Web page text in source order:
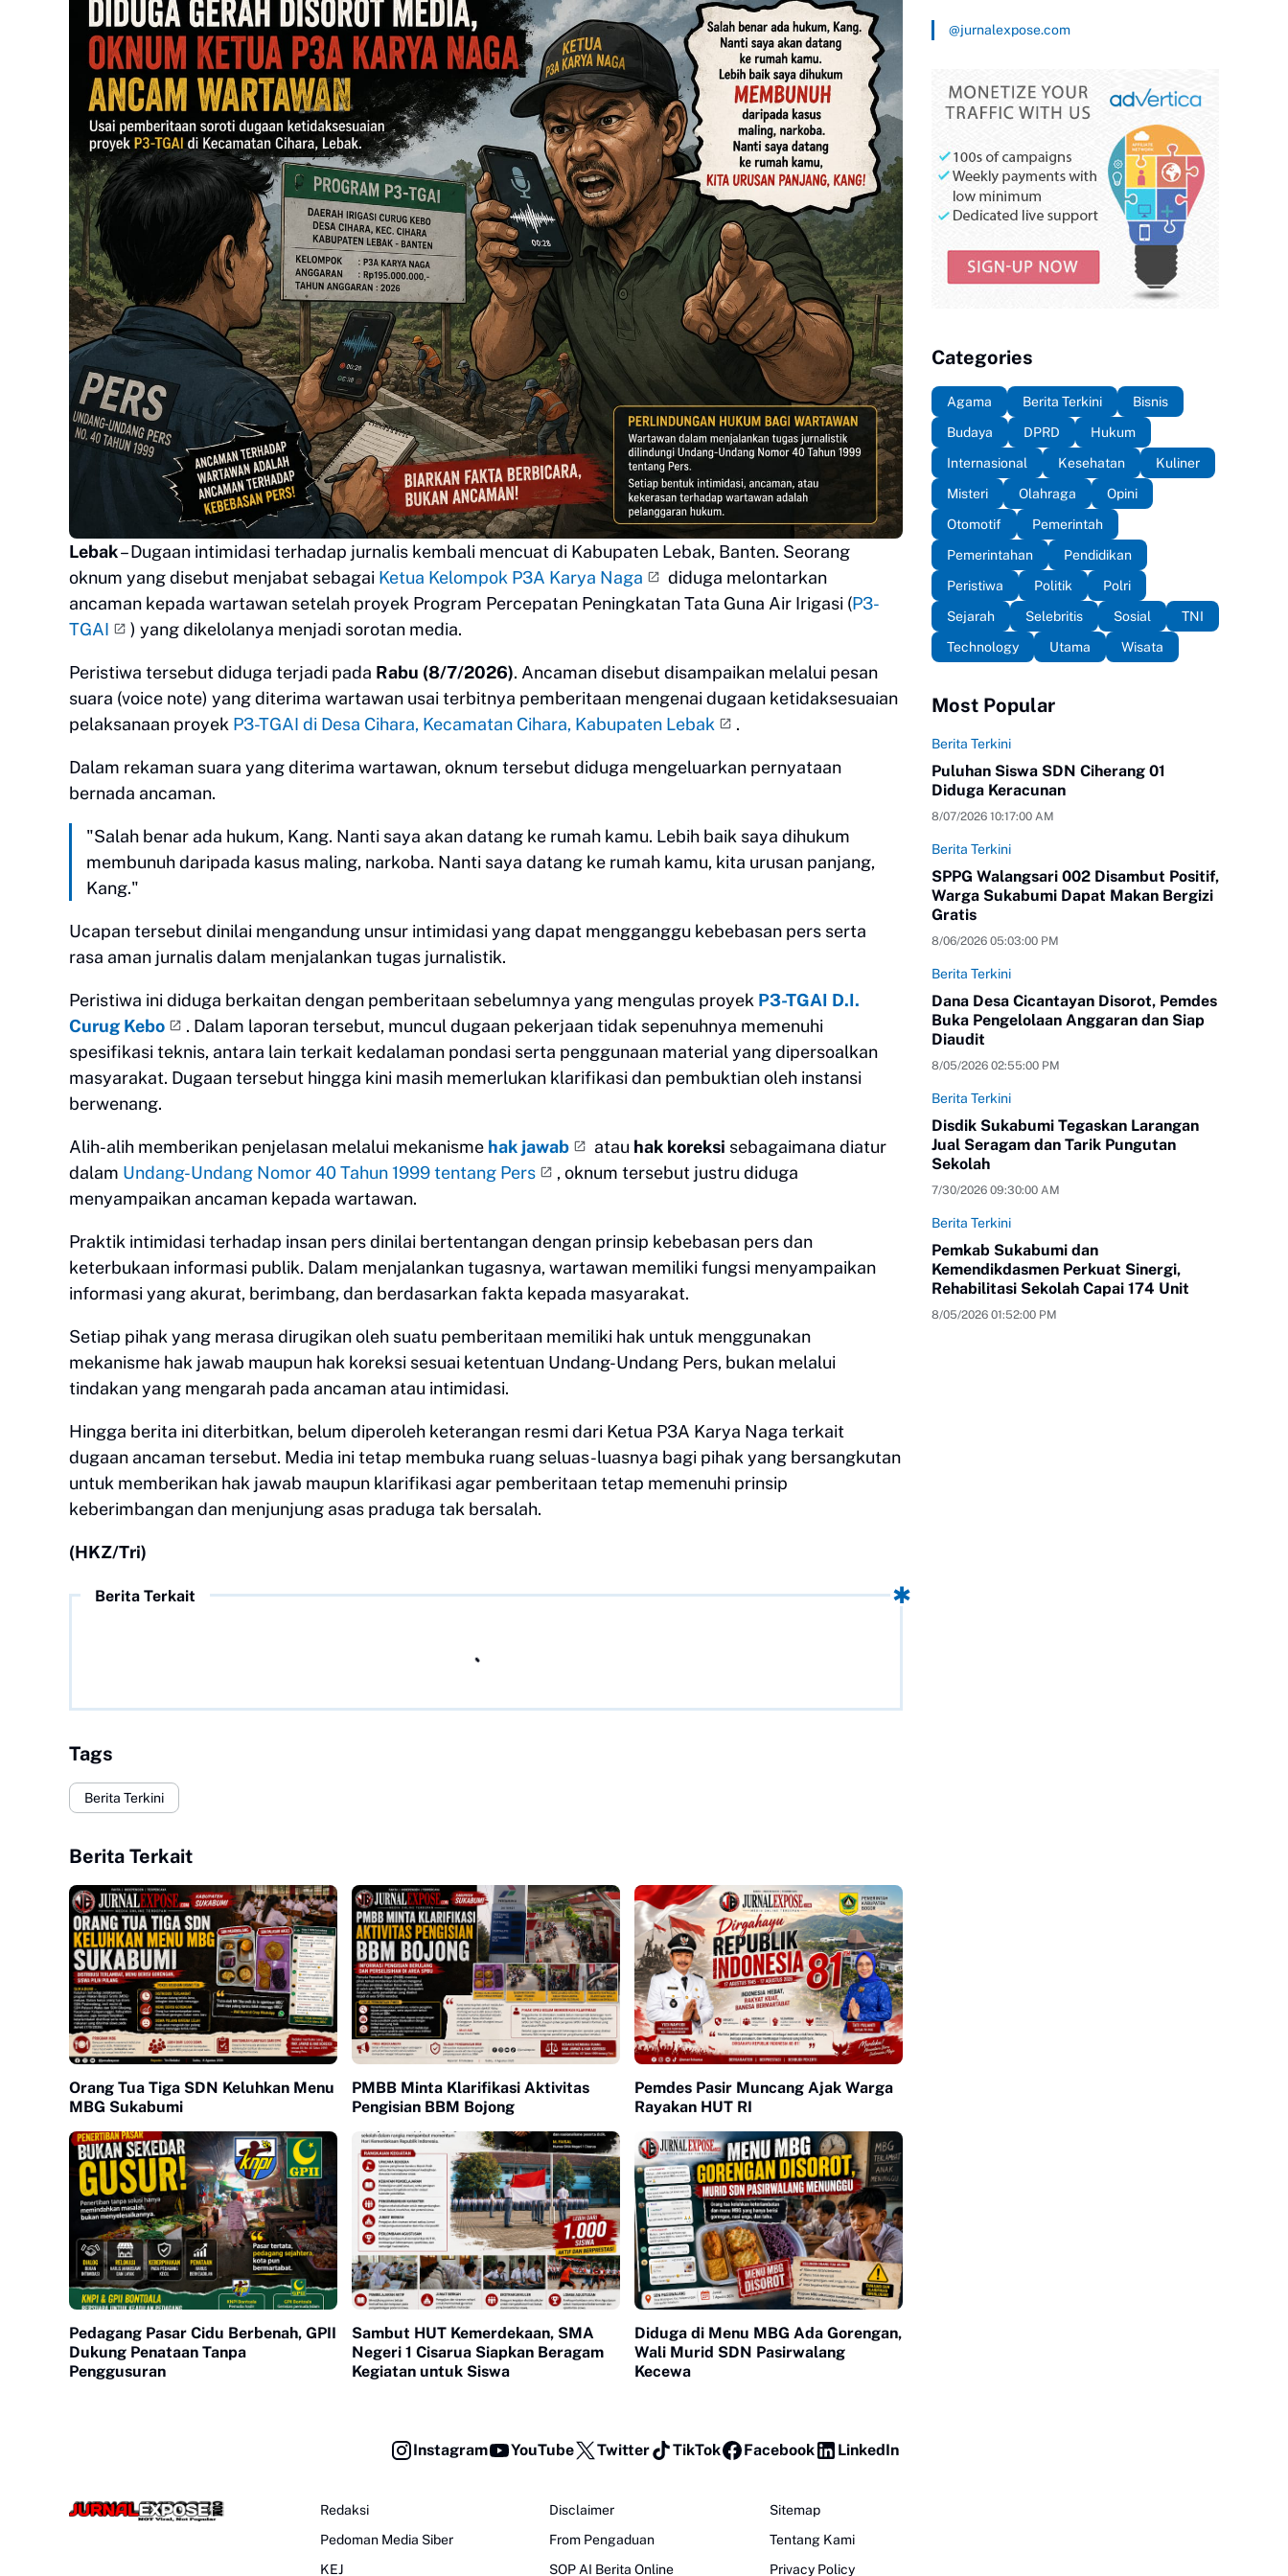
Lebak– Dugaan intimidasi terhadap jurnalis kembali mencuat di Kabupaten Lebak, Banten. Seorang
oknum yang disebut menjabat sebagai Ketua Kelompok P3A Karya Naga
diduga melontarkan
ancaman kepada wartawan setelah proyek Program Percepatan Peningkatan Tata Guna Air Irigasi (P3-
TGAI
) yang dikelolanya menjadi sorotan media.
Peristiwa tersebut diduga terjadi pada Rabu (8/7/2026). Ancaman disebut disampaikan melalui pesan
suara (voice note) yang diterima wartawan usai terbitnya pemberitaan mengenai dugaan ketidaksesuaian
pelaksanaan proyek P3-TGAI di Desa Cihara, Kecamatan Cihara, Kabupaten Lebak .
Dalam rekaman suara yang diterima wartawan, oknum tersebut diduga mengeluarkan pernyataan
bernada ancaman.
"Salah benar ada hukum, Kang. Nanti saya akan datang ke rumah kamu. Lebih baik saya dihukum
membunuh daripada kasus maling, narkoba. Nanti saya datang ke rumah kamu, kita urusan panjang,
Kang."
Ucapan tersebut dinilai mengandung unsur intimidasi yang dapat mengganggu kebebasan pers serta
rasa aman jurnalis dalam menjalankan tugas jurnalistik.
Peristiwa ini diduga berkaitan dengan pemberitaan sebelumnya yang mengulas proyek P3-TGAI D.I.
Curug Kebo
. Dalam laporan tersebut, muncul dugaan pekerjaan tidak sepenuhnya memenuhi
spesifikasi teknis, antara lain terkait kedalaman pondasi serta penggunaan material yang dipersoalkan
masyarakat. Dugaan tersebut hingga kini masih memerlukan klarifikasi dan pembuktian oleh instansi
berwenang.
Alih-alih memberikan penjelasan melalui mekanisme hak jawab atau hak koreksi sebagaimana diatur
dalam Undang-Undang Nomor 40 Tahun 1999 tentang Pers
, oknum tersebut justru diduga
menyampaikan ancaman kepada wartawan.
Praktik intimidasi terhadap insan pers dinilai bertentangan dengan prinsip kebebasan pers dan
keterbukaan informasi publik. Dalam menjalankan tugasnya, wartawan memiliki fungsi menyampaikan
informasi yang akurat, berimbang, dan berdasarkan fakta kepada masyarakat.
Setiap pihak yang merasa dirugikan oleh suatu pemberitaan memiliki hak untuk menggunakan
mekanisme hak jawab maupun hak koreksi sesuai ketentuan Undang-Undang Pers, bukan melalui
tindakan yang mengarah pada ancaman atau intimidasi.
Hingga berita ini diterbitkan, belum diperoleh keterangan resmi dari Ketua P3A Karya Naga terkait
dugaan ancaman tersebut. Media ini tetap membuka ruang seluas-luasnya bagi pihak yang bersangkutan
untuk memberikan hak jawab maupun klarifikasi agar pemberitaan tetap memenuhi prinsip
keberimbangan dan menjunjung asas praduga tak bersalah.
(HKZ/Tri)
Berita Terkait
Tags
Berita Terkini
Berita Terkait
Orang Tua Tiga SDN Keluhkan Menu
MBG Sukabumi
PMBB Minta Klarifikasi Aktivitas
Pengisian BBM Bojong
Pemdes Pasir Muncang Ajak Warga
Rayakan HUT RI
Pedagang Pasar Cidu Berbenah, GPII
Dukung Penataan Tanpa
Penggusuran
Sambut HUT Kemerdekaan, SMA
Negeri 1 Cisarua Siapkan Beragam
Kegiatan untuk Siswa
Diduga di Menu MBG Ada Gorengan,
Wali Murid SDN Pasirwalang
Kecewa
@jurnalexpose.com
Categories
Agama Berita Terkini
Bisnis
Budaya
DPRD
Hukum
Internasional
Kesehatan
Kuliner
Misteri
Olahraga
Opini
Otomotif
Pemerintah
Pemerintahan
Pendidikan
Peristiwa
Politik
Polri
Sejarah
Selebritis Sosial
TNI
Technology
Utama Wisata
Most Popular
Berita Terkini
Puluhan Siswa SDN Ciherang 01
Diduga Keracunan
8/07/2026 10:17:00 AM
Berita Terkini
SPPG Walangsari 002 Disambut Positif,
Warga Sukabumi Dapat Makan Bergizi
Gratis
8/06/2026 05:03:00 PM
Berita Terkini
Dana Desa Cicantayan Disorot, Pemdes
Buka Pengelolaan Anggaran dan Siap
Diaudit
8/05/2026 02:55:00 PM
Berita Terkini
Disdik Sukabumi Tegaskan Larangan
Jual Seragam dan Tarik Pungutan
Sekolah
7/30/2026 09:30:00 AM
Berita Terkini
Pemkab Sukabumi dan
Kemendikdasmen Perkuat Sinergi,
Rehabilitasi Sekolah Capai 174 Unit
8/05/2026 01:52:00 PM
Instagram YouTube Twitter TikTok Facebook LinkedIn
Redaksi
Pedoman Media Siber
KEJ
Disclaimer
From Pengaduan
SOP AI Berita Online
Sitemap
Tentang Kami
Privacy Policy